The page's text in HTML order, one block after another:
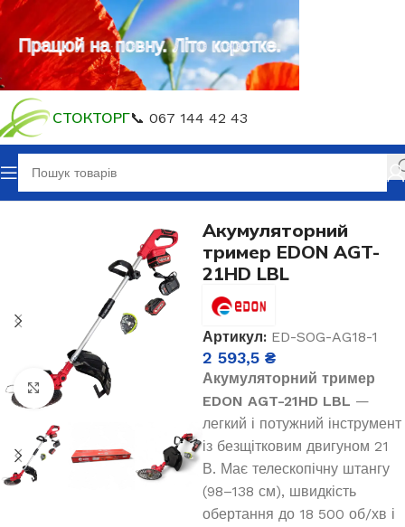
СТОКТОРГ📞 067 144 42 43
Головна Акумуляторний інструмент
Клацніть, щоб збільшити
Акумуляторний
тример EDON AGT-
21HD LBL
Артикул: ED-SOG-AG18-1
2 593,5 ₴
Акумуляторний тример
EDON AGT-21HD LBL —
легкий і потужний інструмент
із безщітковим двигуном 21
В. Має телескопічну штангу
(98–138 см), швидкість
обертання до 18 500 об/хв і
Працюй на повну. Літо коротке.